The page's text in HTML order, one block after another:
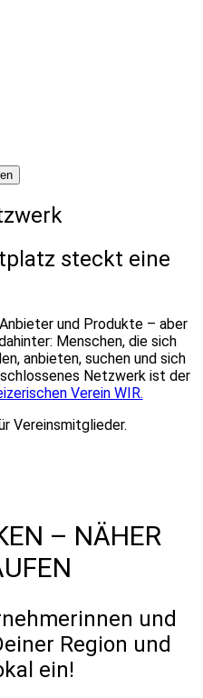
steckt eine
und Produkte – aber
Menschen, die sich
anbieten, suchen und sich
Netzwerk ist der
Verein WIR.
Vereinsmitglieder.
– NÄHER
und
Region und
ein!